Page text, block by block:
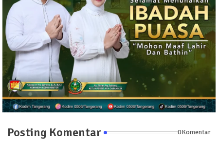
Posting Komentar 0Komentar